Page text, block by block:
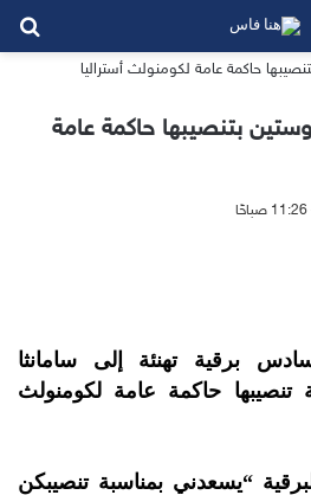
بتنصيبها حاكمة عامة
برقية تهنئة إلى سامانثا
تنصيبها حاكمة عامة لكومنولث
“يسعدني بمناسبة تنصيبكن